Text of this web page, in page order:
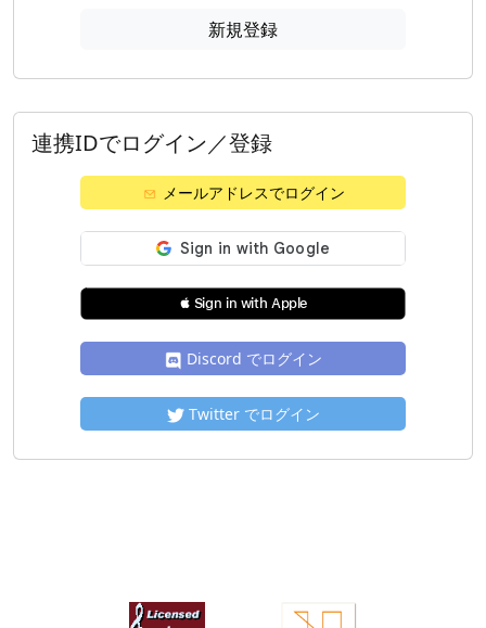
新規登録
連携IDでログイン／登録
メールアドレスでログイン
 Sign in with Apple
Discord でログイン
Twitter でログイン